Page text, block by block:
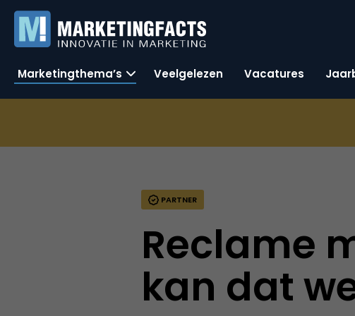
Marketingthema’s Veelgelezen Vacatures
PARTNER
Reclame
kan dat